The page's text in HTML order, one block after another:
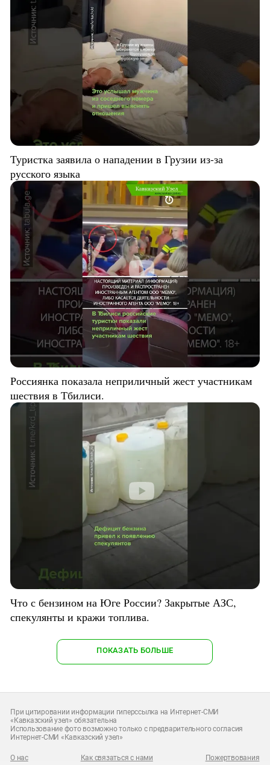
Туристка заявила о нападении в Грузии из-за
русского языка
Россиянка показала неприличный жест участникам
шествия в Тбилиси.
Что с бензином на Юге России? Закрытые АЗС,
спекулянты и кражи топлива.
ПОКАЗАТЬ БОЛЬШЕ
При цитировании информации гиперссылка на Интернет-СМИ
«Кавказский узел» обязательна
Использование фото возможно только с предварительного согласия
Интернет-СМИ «Кавказский узел»
О нас Как связаться с нами Пожертвования